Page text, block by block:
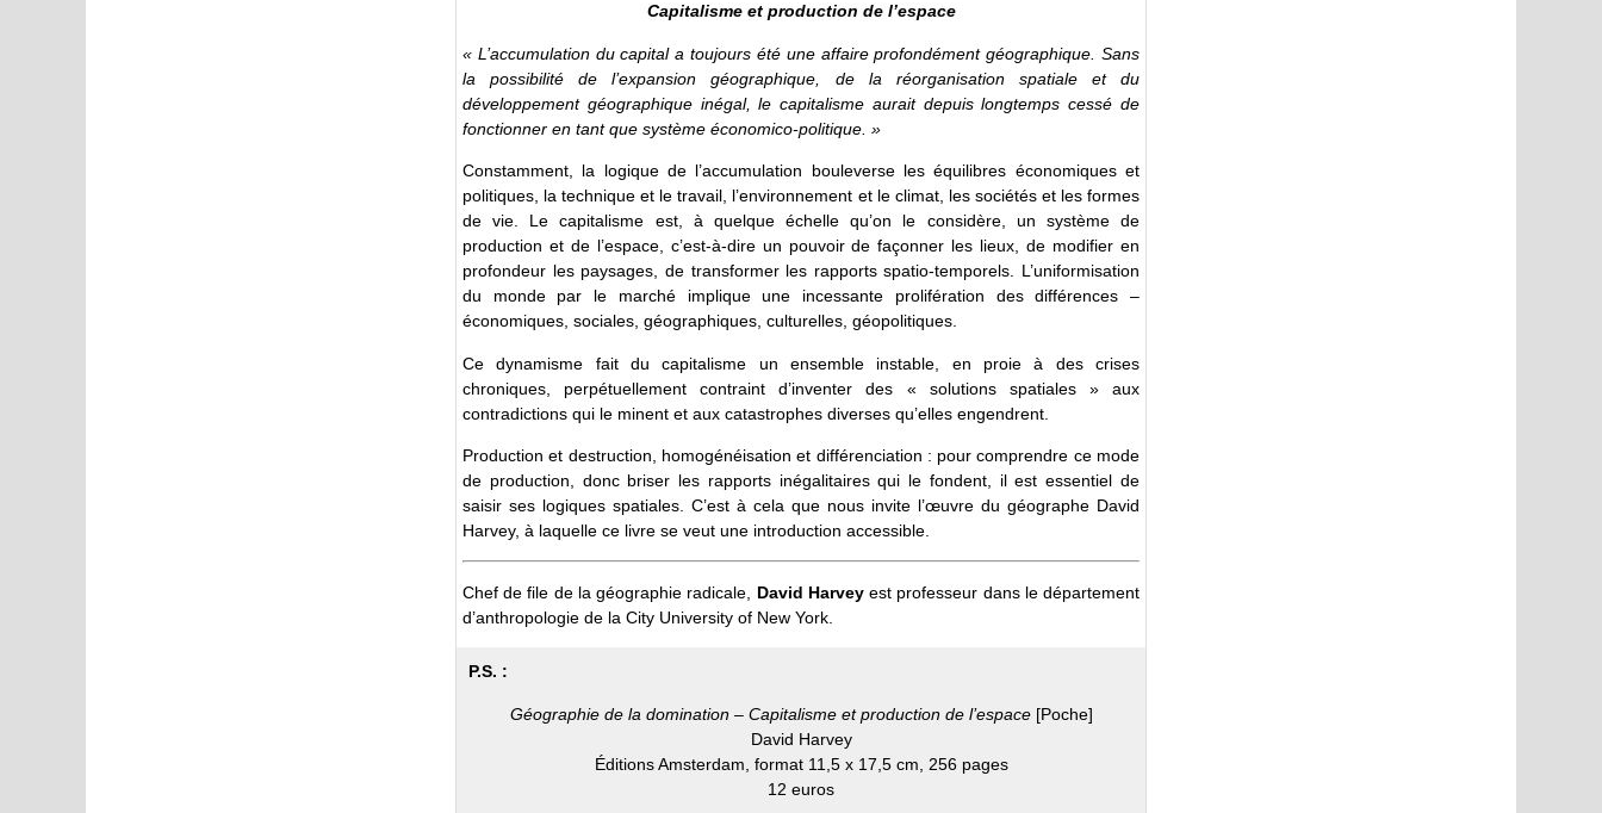
Capitalisme et production de l’espace
« L’accumulation du capital a toujours été une affaire profondément géographique. Sans
la possibilité de l’expansion géographique, de la réorganisation spatiale et du
développement géographique inégal, le capitalisme aurait depuis longtemps cessé de
fonctionner en tant que système économico-politique. »
Constamment, la logique de l’accumulation bouleverse les équilibres économiques et
politiques, la technique et le travail, l’environnement et le climat, les sociétés et les formes
de vie. Le capitalisme est, à quelque échelle qu’on le considère, un système de
production et de l’espace, c’est-à-dire un pouvoir de façonner les lieux, de modifier en
profondeur les paysages, de transformer les rapports spatio-temporels. L’uniformisation
du monde par le marché implique une incessante prolifération des différences –
économiques, sociales, géographiques, culturelles, géopolitiques.
Ce dynamisme fait du capitalisme un ensemble instable, en proie à des crises
chroniques, perpétuellement contraint d’inventer des « solutions spatiales » aux
contradictions qui le minent et aux catastrophes diverses qu’elles engendrent.
Production et destruction, homogénéisation et différenciation : pour comprendre ce mode
de production, donc briser les rapports inégalitaires qui le fondent, il est essentiel de
saisir ses logiques spatiales. C’est à cela que nous invite l’œuvre du géographe David
Harvey, à laquelle ce livre se veut une introduction accessible.
Chef de file de la géographie radicale, David Harveyest professeur dans le département
d’anthropologie de la City University of New York.
P.S. :
Géographie de la domination – Capitalisme et production de l’espace[Poche]
David Harvey
Éditions Amsterdam, format 11,5 x 17,5 cm, 256 pages
12 euros